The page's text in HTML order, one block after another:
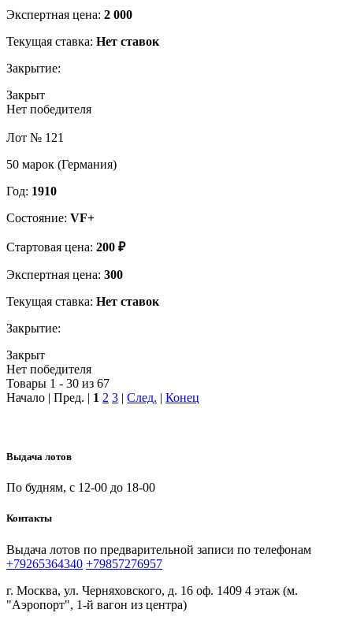
Экспертная цена: 2 000
Текущая ставка: Нет ставок
Закрытие:
Закрыт
Нет победителя
Лот № 121
50 марок (Германия)
Год: 1910
Состояние: VF+
Стартовая цена: 200 ₽
Экспертная цена: 300
Текущая ставка: Нет ставок
Закрытие:
Закрыт
Нет победителя
Товары 1 - 30 из 67
Начало | Пред. | 1 2 3 | След. | Конец
Выдача лотов
По будням, с 12-00 до 18-00
Контакты
Выдача лотов по предварительной записи по телефонам
+79265364340 +79857276957
г. Москва, ул. Черняховского, д. 16 оф. 1409 4 этаж (м.
"Аэропорт", 1-й вагон из центра)